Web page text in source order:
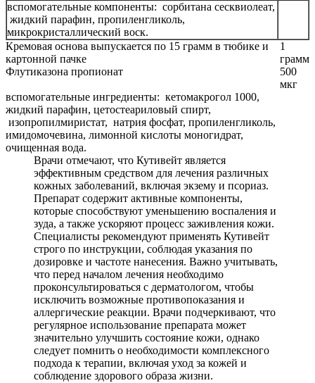
вспомогательные компоненты: сорбитана сесквиолеат,
жидкий парафин, пропиленгликоль,
микрокристаллический воск.
Кремовая основа выпускается по 15 грамм в тюбике и
картонной пачке
1
грамм
Флутиказона пропионат
500
мкг
вспомогательные ингредиенты: кетомакрогол 1000,
жидкий парафин, цетостеариловый спирт,
изопропилмиристат, натрия фосфат, пропиленгликоль,
имидомочевина, лимонной кислоты моногидрат,
очищенная вода.
Врачи отмечают, что Кутивейт является
эффективным средством для лечения различных
кожных заболеваний, включая экзему и псориаз.
Препарат содержит активные компоненты,
которые способствуют уменьшению воспаления и
зуда, а также ускоряют процесс заживления кожи.
Специалисты рекомендуют применять Кутивейт
строго по инструкции, соблюдая указания по
дозировке и частоте нанесения. Важно учитывать,
что перед началом лечения необходимо
проконсультироваться с дерматологом, чтобы
исключить возможные противопоказания и
аллергические реакции. Врачи подчеркивают, что
регулярное использование препарата может
значительно улучшить состояние кожи, однако
следует помнить о необходимости комплексного
подхода к терапии, включая уход за кожей и
соблюдение здорового образа жизни.